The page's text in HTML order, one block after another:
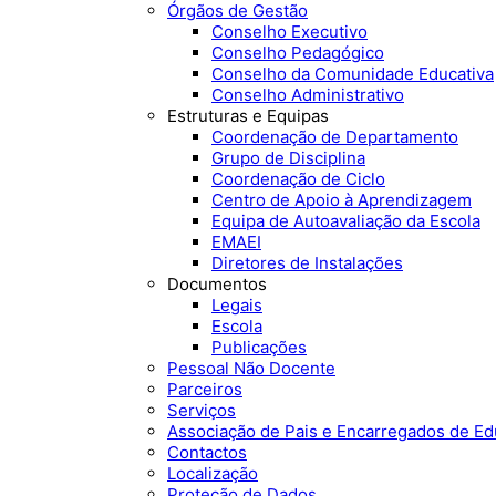
Órgãos de Gestão
Conselho Executivo
Conselho Pedagógico
Conselho da Comunidade Educativa
Conselho Administrativo
Estruturas e Equipas
Coordenação de Departamento
Grupo de Disciplina
Coordenação de Ciclo
Centro de Apoio à Aprendizagem
Equipa de Autoavaliação da Escola
EMAEI
Diretores de Instalações
Documentos
Legais
Escola
Publicações
Pessoal Não Docente
Parceiros
Serviços
Associação de Pais e Encarregados de
Contactos
Localização